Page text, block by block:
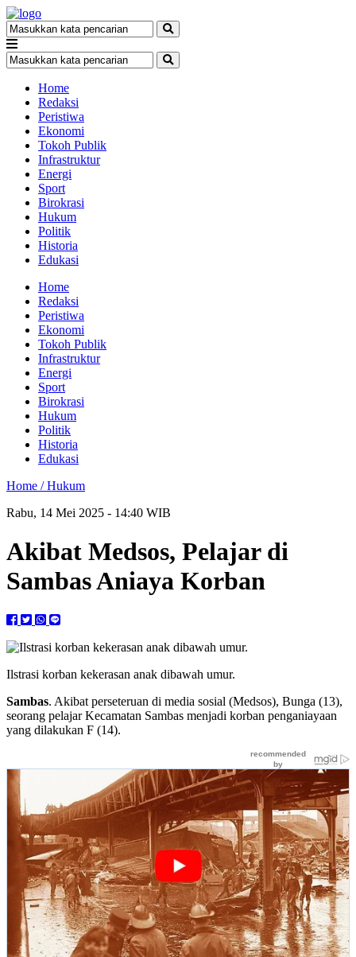
Home
Redaksi
Peristiwa
Ekonomi
Tokoh Publik
Infrastruktur
Energi
Sport
Birokrasi
Hukum
Politik
Historia
Edukasi
Home
Redaksi
Peristiwa
Ekonomi
Tokoh Publik
Infrastruktur
Energi
Sport
Birokrasi
Hukum
Politik
Historia
Edukasi
Home /Hukum
Rabu, 14 Mei 2025 - 14:40 WIB
Akibat Medsos, Pelajar di
Sambas Aniaya Korban
Ilstrasi korban kekerasan anak dibawah umur.
Sambas. Akibat perseteruan di media sosial (Medsos), Bunga (13),
seorang pelajar Kecamatan Sambas menjadi korban penganiayaan
yang dilakukan F (14).